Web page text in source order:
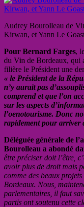
Audrey Bourolleau de
Kirwan, et Yann Le
Pour Bernard Farges,
du Vin de Bordeaux, qui
filière le Président une
« le Président de la
n’y aurait pas
comprend et que l’on
sur les aspects
l’oenotourisme. Donc
rapidement pour arriver
Déléguée générale de
Bourolleau a abondé
être préciser doit l’être,
avoir plus de droit mais
comme des beaux
Bordeaux. Nous,
parlementaires, il faut
partis ont soutenu cette